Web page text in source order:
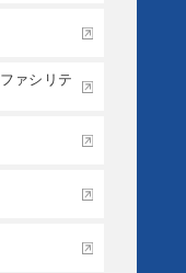
ァシリテ